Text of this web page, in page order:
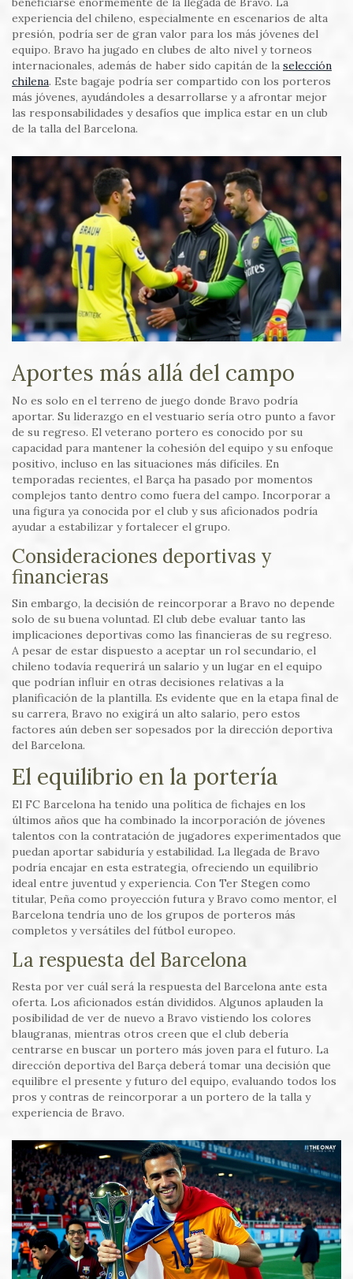
experiencia del chileno, especialmente en escenarios de alta
presión, podría ser de gran valor para los más jóvenes del
equipo. Bravo ha jugado en clubes de alto nivel y torneos
internacionales, además de haber sido capitán de la selección
chilena. Este bagaje podría ser compartido con los porteros
más jóvenes, ayudándoles a desarrollarse y a afrontar mejor
las responsabilidades y desafíos que implica estar en un club
de la talla del Barcelona.
Aportes más allá del campo
No es solo en el terreno de juego donde Bravo podría
aportar. Su liderazgo en el vestuario sería otro punto a favor
de su regreso. El veterano portero es conocido por su
capacidad para mantener la cohesión del equipo y su enfoque
positivo, incluso en las situaciones más difíciles. En
temporadas recientes, el Barça ha pasado por momentos
complejos tanto dentro como fuera del campo. Incorporar a
una figura ya conocida por el club y sus aficionados podría
ayudar a estabilizar y fortalecer el grupo.
Consideraciones deportivas y
financieras
Sin embargo, la decisión de reincorporar a Bravo no depende
solo de su buena voluntad. El club debe evaluar tanto las
implicaciones deportivas como las financieras de su regreso.
A pesar de estar dispuesto a aceptar un rol secundario, el
chileno todavía requerirá un salario y un lugar en el equipo
que podrían influir en otras decisiones relativas a la
planificación de la plantilla. Es evidente que en la etapa final de
su carrera, Bravo no exigirá un alto salario, pero estos
factores aún deben ser sopesados por la dirección deportiva
del Barcelona.
El equilibrio en la portería
El FC Barcelona ha tenido una política de fichajes en los
últimos años que ha combinado la incorporación de jóvenes
talentos con la contratación de jugadores experimentados que
puedan aportar sabiduría y estabilidad. La llegada de Bravo
podría encajar en esta estrategia, ofreciendo un equilibrio
ideal entre juventud y experiencia. Con Ter Stegen como
titular, Peña como proyección futura y Bravo como mentor, el
Barcelona tendría uno de los grupos de porteros más
completos y versátiles del fútbol europeo.
La respuesta del Barcelona
Resta por ver cuál será la respuesta del Barcelona ante esta
oferta. Los aficionados están divididos. Algunos aplauden la
posibilidad de ver de nuevo a Bravo vistiendo los colores
blaugranas, mientras otros creen que el club debería
centrarse en buscar un portero más joven para el futuro. La
dirección deportiva del Barça deberá tomar una decisión que
equilibre el presente y futuro del equipo, evaluando todos los
pros y contras de reincorporar a un portero de la talla y
experiencia de Bravo.